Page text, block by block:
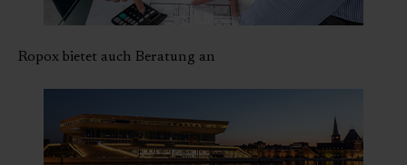
Ropox bietet auch Beratung an